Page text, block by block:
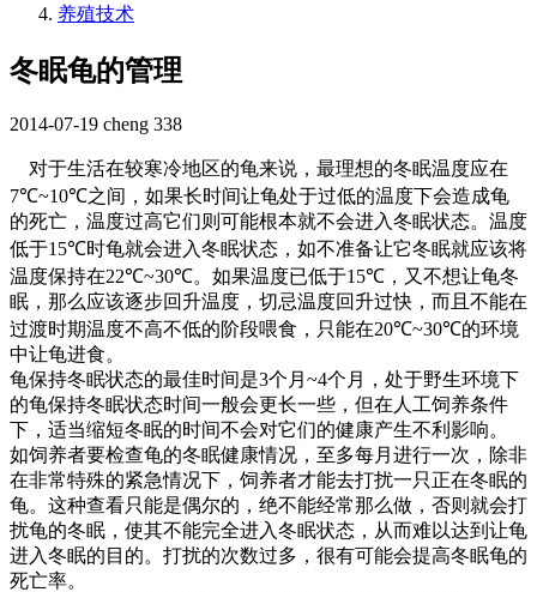
养殖技术
冬眠龟的管理
2014-07-19 cheng 338
对于生活在较寒冷地区的龟来说，最理想的冬眠温度应在
7℃~10℃之间，如果长时间让龟处于过低的温度下会造成龟
的死亡，温度过高它们则可能根本就不会进入冬眠状态。温度
低于15℃时龟就会进入冬眠状态，如不准备让它冬眠就应该将
温度保持在22℃~30℃。如果温度已低于15℃ ，又不想让龟冬
眠，那么应该逐步回升温度，切忌温度回升过快，而且不能在
过渡时期温度不高不低的阶段喂食，只能在20℃~30℃的环境
中让龟进食。
龟保持冬眠状态的最佳时间是3个月 ~4个月，处于野生环境下
的龟保持冬眠状态时间一般会更长一些，但在人工饲养条件
下，适当缩短冬眠的时间不会对它们的健康产生不利影响。
如饲养者要检查龟的冬眠健康情况，至多每月进行一次，除非
在非常特殊的紧急情况下，饲养者才能去打扰一只正在冬眠的
龟。这种查看只能是偶尔的，绝不能经常那么做，否则就会打
扰龟的冬眠，使其不能完全进入冬眠状态，从而难以达到让龟
进入冬眠的目的。打扰的次数过多，很有可能会提高冬眠龟的
死亡率。